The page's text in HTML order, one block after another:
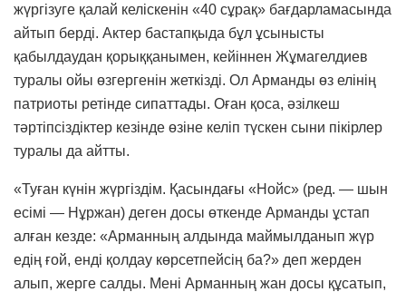
жүргізуге қалай келіскенін «40 сұрақ» бағдарламасында
айтып берді. Актер бастапқыда бұл ұсынысты
қабылдаудан қорыққанымен, кейіннен Жұмагелдиев
туралы ойы өзгергенін жеткізді. Ол Арманды өз елінің
патриоты ретінде сипаттады. Оған қоса, әзілкеш
тәртіпсіздіктер кезінде өзіне келіп түскен сыни пікірлер
туралы да айтты.
«Туған күнін жүргіздім. Қасындағы «Нойс» (ред. — шын
есімі — Нұржан) деген досы өткенде Арманды ұстап
алған кезде: «Арманның алдында маймылданып жүр
едің ғой, енді қолдау көрсетпейсің ба?» деп жерден
алып, жерге салды. Мені Арманның жан досы құсатып,